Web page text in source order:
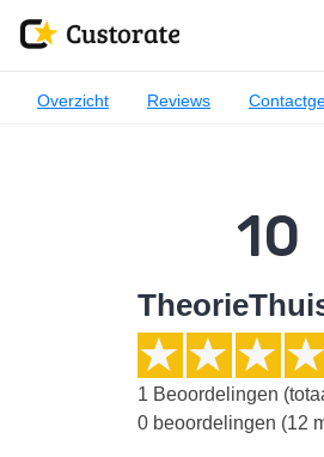
Overzicht Reviews
10
1 Beoordelingen
0 beoordelingen (12